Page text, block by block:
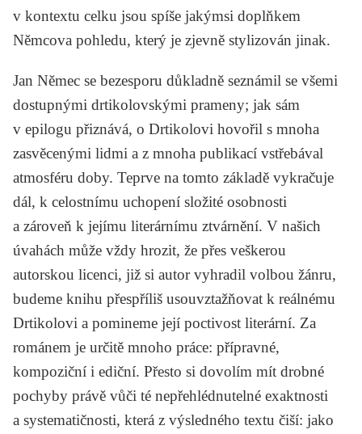
v kontextu celku jsou spíše jakýmsi doplňkem
Němcova pohledu, který je zjevně stylizován jinak.
Jan Němec se bezesporu důkladně seznámil se všemi
dostupnými drtikolovskými prameny; jak sám
v epilogu přiznává, o Drtikolovi hovořil s mnoha
zasvěcenými lidmi a z mnoha publikací vstřebával
atmosféru doby. Teprve na tomto základě vykračuje
dál, k celostnímu uchopení složité osobnosti
a zároveň k jejímu literárnímu ztvárnění. V našich
úvahách může vždy hrozit, že přes veškerou
autorskou licenci, již si autor vyhradil volbou žánru,
budeme knihu přespříliš usouvztažňovat k reálnému
Drtikolovi a pomineme její poctivost literární. Za
románem je určitě mnoho práce: přípravné,
kompoziční i ediční. Přesto si dovolím mít drobné
pochyby právě vůči té nepřehlédnutelné exaktnosti
a systematičnosti, která z výsledného textu čiší: jako